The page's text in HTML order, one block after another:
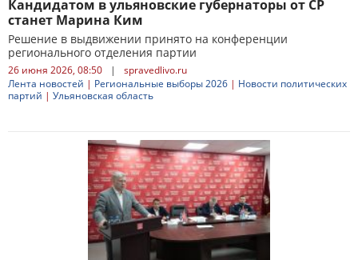
Кандидатом в ульяновские губернаторы от СР
станет Марина Ким
Решение в выдвижении принято на конференции
регионального отделения партии
26 июня 2026, 08:50 |
spravedlivo.ru
Лента новостей | Региональные выборы 2026 | Новости политических
партий | Ульяновская область